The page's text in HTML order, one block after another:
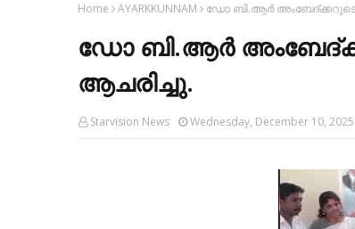
Home AYARKKUNNAM ഡോ ബി.ആര്‍ അംബേദ്ക്കറുടെ
ഡോ ബി.ആര്‍
ആചരിച്ചു.
Starvision News Wednesday, December 10, 2025